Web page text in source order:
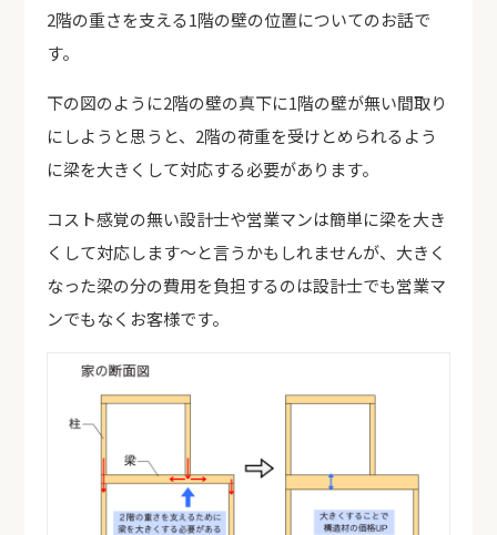
2階の重さを支える1階の壁の位置についてのお話で
す。
下の図のように2階の壁の真下に1階の壁が無い間取り
にしようと思うと、2階の荷重を受けとめられるよう
に梁を大きくして対応する必要があります。
コスト感覚の無い設計士や営業マンは簡単に梁を大き
くして対応します～と言うかもしれませんが、大きく
なった梁の分の費用を負担するのは設計士でも営業マ
ンでもなくお客様です。